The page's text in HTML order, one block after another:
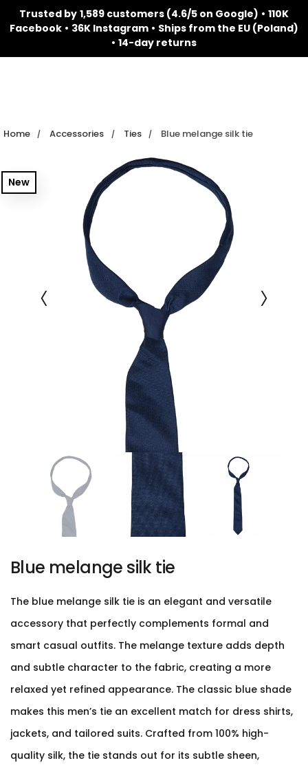
Home Accessories Ties Blue melange silk tie
New
Blue melange silk tie
The blue melange silk tie is an elegant and versatile
accessory that perfectly complements formal and
smart casual outfits. The melange texture adds depth
and subtle character to the fabric, creating a more
relaxed yet refined appearance. The classic blue shade
makes this men’s tie an excellent match for dress shirts,
jackets, and tailored suits. Crafted from 100% high-
quality silk, the tie stands out for its subtle sheen,
Trusted by 1,589 customers (4.6/5 on Google) • 110K
Facebook • 36K Instagram • Ships from the EU (Poland)
• 14-day returns